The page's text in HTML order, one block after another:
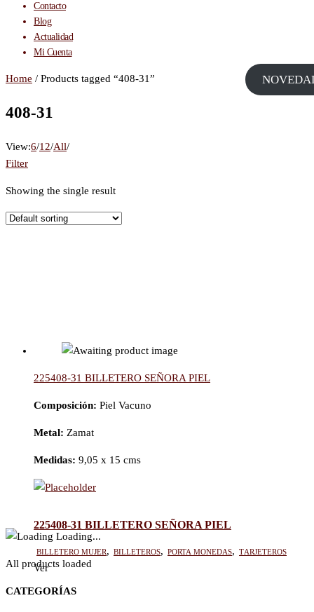
Contacto
Blog
Actualidad
Mi Cuenta
Home / Products tagged “408-31”
408-31
View:6/12/All/
Filter
Showing the single result
225408-31 BILLETERO SEÑORA PIEL
Composición: Piel Vacuno
Metal: Zamat
Medidas: 9,05 x 15 cms
225408-31 BILLETERO SEÑORA PIEL
Billetero mujer, Billeteros, Porta monedas, Tarjeteros
Ver
Loading...
All products loaded
CATEGORÍAS